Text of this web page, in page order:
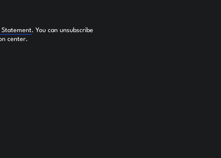
Statement. You can unsubscribe
center.